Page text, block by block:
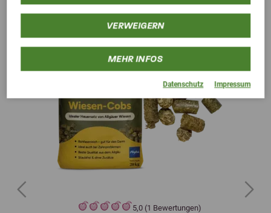
VERWEIGERN
MEHR INFOS
Datenschutz Impressum
5,0 (1 Bewertungen)
Previous Next